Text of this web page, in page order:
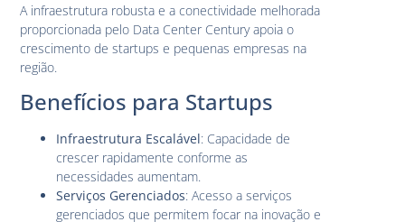
A infraestrutura robusta e a conectividade melhorada
proporcionada pelo Data Center Century apoia o
crescimento de startups e pequenas empresas na
região.
Benefícios para Startups
Infraestrutura Escalável: Capacidade de
crescer rapidamente conforme as
necessidades aumentam.
Serviços Gerenciados: Acesso a serviços
gerenciados que permitem focar na inovação e